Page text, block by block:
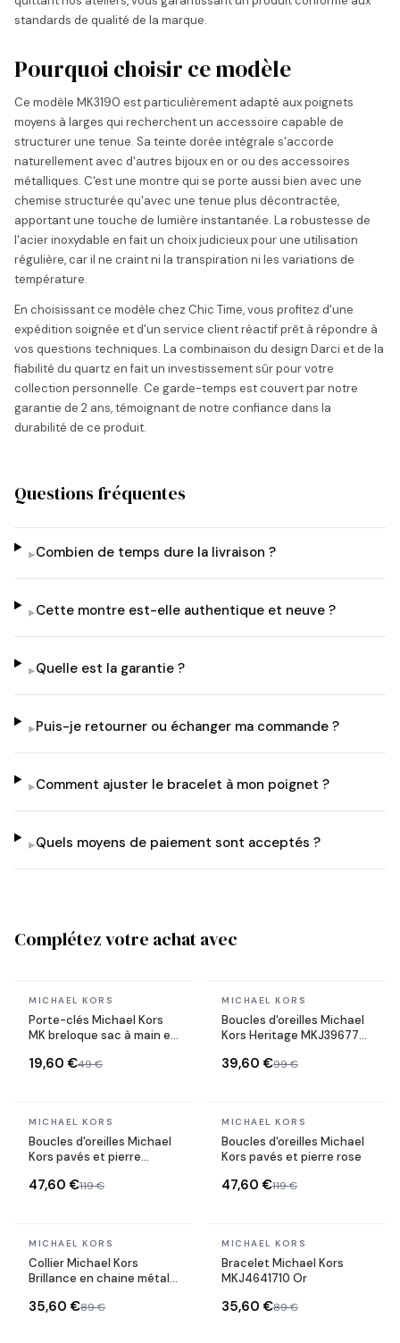
standards de qualité de la marque.
Pourquoi choisir ce modèle
Ce modèle MK3190 est particulièrement adapté aux poignets
moyens à larges qui recherchent un accessoire capable de
structurer une tenue. Sa teinte dorée intégrale s'accorde
naturellement avec d'autres bijoux en or ou des accessoires
métalliques. C'est une montre qui se porte aussi bien avec une
chemise structurée qu'avec une tenue plus décontractée,
apportant une touche de lumière instantanée. La robustesse de
l'acier inoxydable en fait un choix judicieux pour une utilisation
régulière, car il ne craint ni la transpiration ni les variations de
température.
En choisissant ce modèle chez Chic Time, vous profitez d'une
expédition soignée et d'un service client réactif prêt à répondre à
vos questions techniques. La combinaison du design Darci et de la
fiabilité du quartz en fait un investissement sûr pour votre
collection personnelle. Ce garde-temps est couvert par notre
garantie de 2 ans, témoignant de notre confiance dans la
durabilité de ce produit.
Questions fréquentes
▸Combien de temps dure la livraison ?
▸Cette montre est-elle authentique et neuve ?
▸Quelle est la garantie ?
▸Puis-je retourner ou échanger ma commande ?
▸Comment ajuster le bracelet à mon poignet ?
▸Quels moyens de paiement sont acceptés ?
Complétez votre achat avec
En stock
MICHAEL KORS
Porte-clés Michael Kors
MK breloque sac à main en
19,60 €49 €
En stock
MICHAEL KORS
Boucles d'oreilles Michael
Kors Heritage MKJ3967791
rose
39,60 €99 €
En stock
MICHAEL KORS
Boucles d'oreilles Michael
Kors pavés et pierre
47,60 €119 €
En stock
MICHAEL KORS
Boucles d'oreilles Michael
Kors pavés et pierre rose
47,60 €119 €
En stock
MICHAEL KORS
Collier Michael Kors
Brillance en chaine métal
35,60 €89 €
En stock
MICHAEL KORS
Bracelet Michael Kors
MKJ4641710 Or
35,60 €89 €